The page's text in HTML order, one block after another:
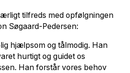
tilfreds med opfølgningen
Søgaard-Pedersen:
hjælpsom og tålmodig. Han
hurtigt og guidet os
Han forstår vores behov